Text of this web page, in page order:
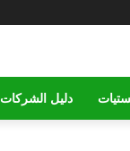
دليل الشركات